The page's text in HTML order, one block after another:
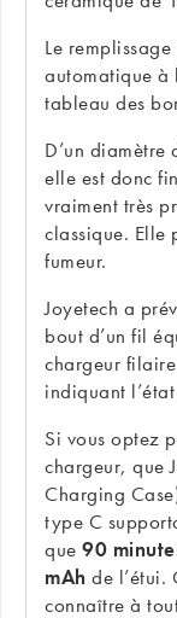
Le
automatique à
tableau des
D’un
elle est donc
vraiment très
classique. Elle
fumeur.
Joyetech a
bout d’un fil
chargeur
indiquant
Si vous optez
chargeur, que
Charging
type C
que 90
mAh de l’étui.
connaître à